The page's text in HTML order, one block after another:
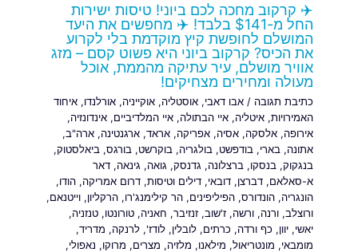
✈️ קרקוב מחכה לכם ביוני! טיסות ישירות
החל מ-$141 בלבד! ✈️ מחפשים את היעד
המושלם לחופשת קיץ מוקדמת בלי לקרוע
את הכיס? קרקוב ביוני היא פשוט קסם – מזג
אוויר מושלם, עיר עתיקה מהממת, אוכל
מעולה ומחירים מצחיקים!
כתיבת תגובה /אבו דאבי,אוסטליה,אוקייניה,אורלנדו,איחוד
האמירויות,איטליה,איי הבתולה,איי המלדיביים,אינדונזיה,
אירופה,אלסקה,אסיה,אפריקה,אראד,ארגנטינה,ארה"ב,
אתונה, בארי, בודפשט, בולגריה, בוקרשט, בורגס, ביאלסטוק,
בנגקוק, בנסקו, ברצלונה, גדנסק, גואה, גינאה,דאר
א-סאלאם,דברצן,דובאי,דילים וטיסות,דרום אמריקה,הודו,
הונגריה,הונדורס,הפיליפינים,הר קילימנג'רו,הרקליון,וייטנאם,
ורוצלב,ורנה,ורשה,ז'שוב,זנזיבר, חאניה,טורונטו,טנזניה,
יאשי,יוון, כף ורדה, כרתים,לובלין,לודז',לרנקה, מדריד,
מומבאי, מונטריאול, מילאנו, מלזיה, מצרים, מרוקו, נאפולי,